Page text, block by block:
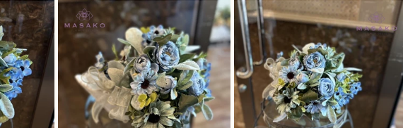
楽しむフラワーレッスン アーティフィシャルフラワーコース 生花コース
ス NFDディプロマウエディングコース NFDディプロマプリザーブドフラワーコース